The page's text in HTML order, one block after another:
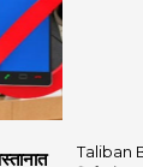
is a need
and
social
you. Role
for the
the side of
Taliban